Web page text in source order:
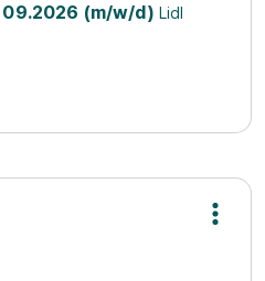
(m/w/d) Lidl